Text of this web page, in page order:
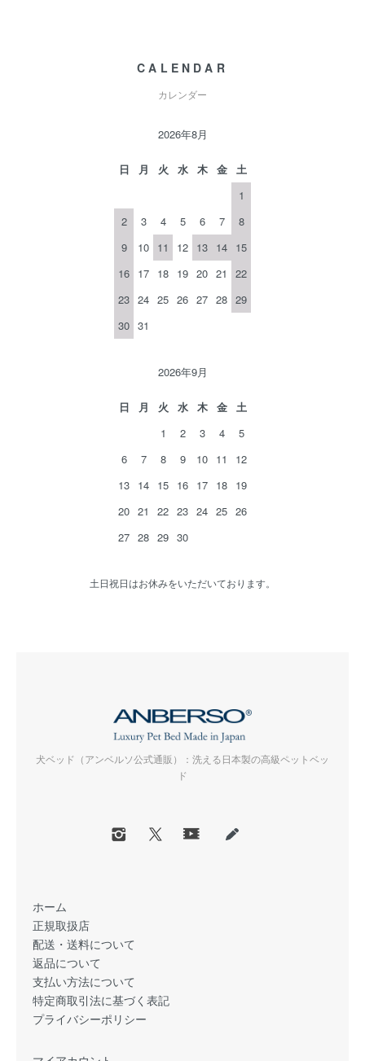
CALENDAR
カレンダー
2026年8月
日 月 火 水 木 金
土
1
2
3 4 5 6 7
8
9
10 11 12 13 14 15
16 17 18 19 20 21
22
23 24 25 26 27 28 29
30 31
2026年9月
日 月 火 水 木 金
土
1
2 3 4
5
6
7 8 9 10 11
12
13 14 15 16 17 18 19
20 21 22 23 24 25 26
27 28 29 30
土日祝日はお休みをいただいております。
犬ベッド（アンベルソ公式通販）：洗える日本製の高級ペットベッ
ド
ホーム
正規取扱店
配送・送料について
返品について
支払い方法について
特定商取引法に基づく表記
プライバシーポリシー